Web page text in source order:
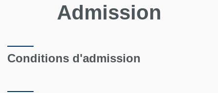
Admission
Conditions d'admission